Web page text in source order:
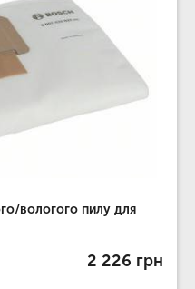
вологого пилу для
2 226 грн